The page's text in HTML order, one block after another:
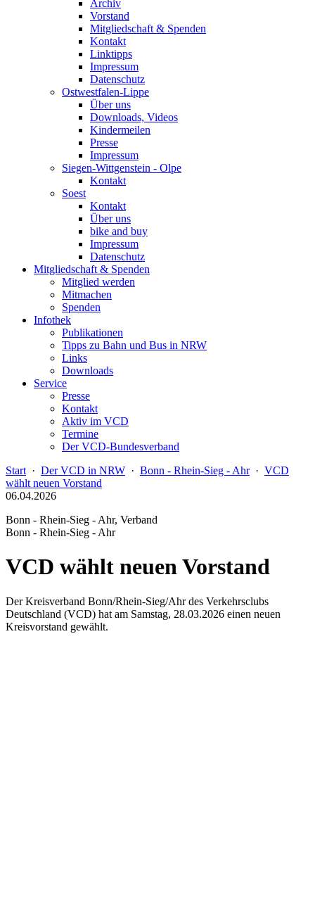
Archiv
Vorstand
Mitgliedschaft & Spenden
Kontakt
Linktipps
Impressum
Datenschutz
Ostwestfalen-Lippe
Über uns
Downloads, Videos
Kindermeilen
Presse
Impressum
Siegen-Wittgenstein - Olpe
Kontakt
Soest
Kontakt
Über uns
bike and buy
Impressum
Datenschutz
Mitgliedschaft & Spenden
Mitglied werden
Mitmachen
Spenden
Infothek
Publikationen
Tipps zu Bahn und Bus in NRW
Links
Downloads
Service
Presse
Kontakt
Aktiv im VCD
Termine
Der VCD-Bundesverband
Start · Der VCD in NRW · Bonn - Rhein-Sieg - Ahr· VCD
wählt neuen Vorstand
06.04.2026
Bonn - Rhein-Sieg - Ahr, Verband
Bonn - Rhein-Sieg - Ahr
VCD wählt neuen Vorstand
Der Kreisverband Bonn/Rhein-Sieg/Ahr des Verkehrsclubs
Deutschland (VCD) hat am Samstag, 28.03.2026 einen neuen
Kreisvorstand gewählt.